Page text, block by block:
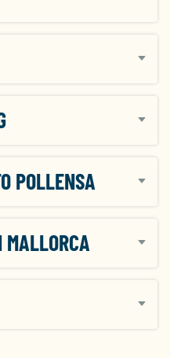
POLLENSA
MALLORCA